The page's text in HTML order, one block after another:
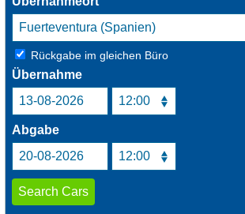
Rückgabe im gleichen Büro
Übernahme
Abgabe